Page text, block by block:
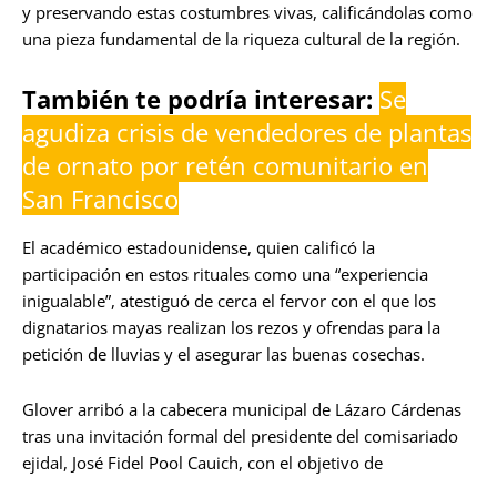
y preservando estas costumbres vivas, calificándolas como
una pieza fundamental de la riqueza cultural de la región.
También te podría interesar: Se
agudiza crisis de vendedores de plantas
de ornato por retén comunitario en
San Francisco
El académico estadounidense, quien calificó la
participación en estos rituales como una “experiencia
inigualable”, atestiguó de cerca el fervor con el que los
dignatarios mayas realizan los rezos y ofrendas para la
petición de lluvias y el asegurar las buenas cosechas.
Glover arribó a la cabecera municipal de Lázaro Cárdenas
tras una invitación formal del presidente del comisariado
ejidal, José Fidel Pool Cauich, con el objetivo de